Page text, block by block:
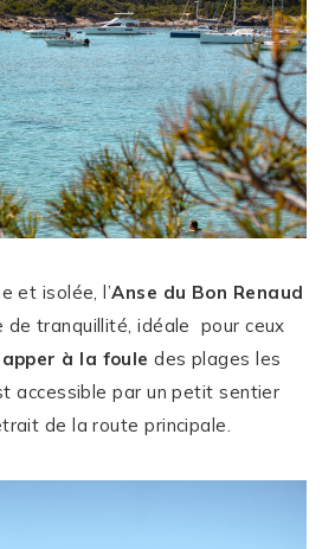
et isolée, l’Anse du Bon Renaud
de tranquillité, idéale pour ceux
à la foule des plages les
accessible par un petit sentier
de la route principale.